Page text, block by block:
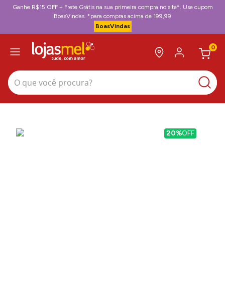
Ganhe R$15 OFF + Frete Grátis na sua primeira compra no site*. Use cupom
BoasVindas. *para compras acima de 199,99
BoasVindas
0
O que você procura?
20%OFF